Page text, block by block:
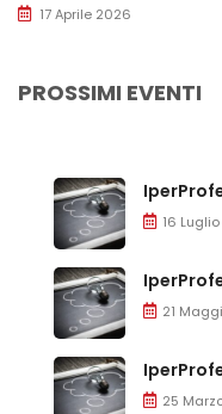
17 Aprile 2026
PROSSIMI EVENTI
16
21
25